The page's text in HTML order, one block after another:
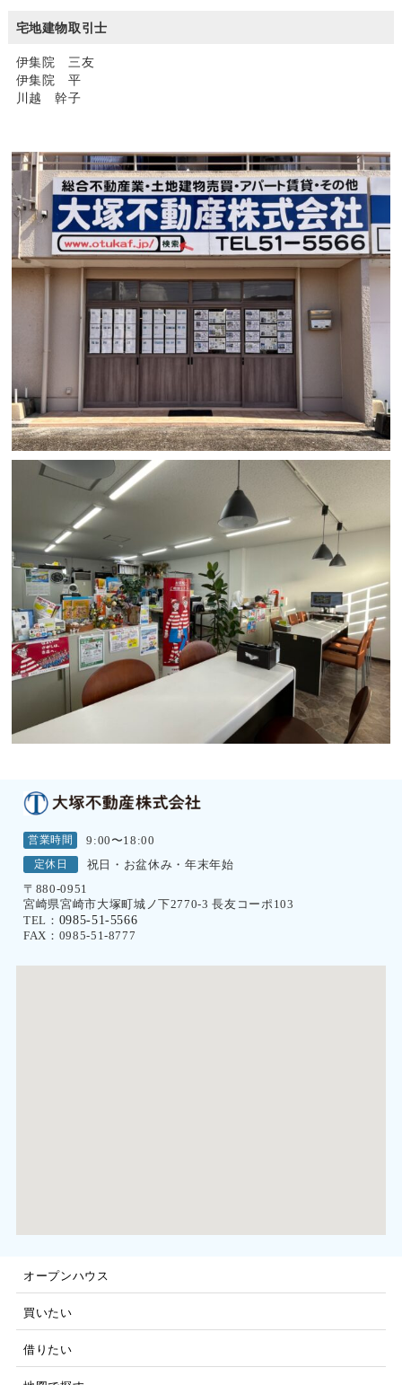
宅地建物取引士
伊集院 三友
伊集院 平
川越 幹子
営業時間
9:00〜18:00
定休日
祝日・お盆休み・年末年始
〒880-0951
宮崎県宮崎市大塚町城ノ下2770-3 長友コーポ103
TEL： 0985-51-5566
FAX：0985-51-8777
オープンハウス
買いたい
借りたい